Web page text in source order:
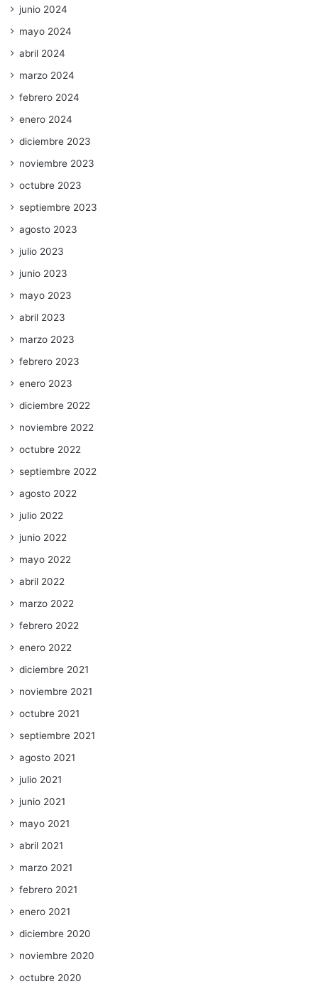
junio 2024
mayo 2024
abril 2024
marzo 2024
febrero 2024
enero 2024
diciembre 2023
noviembre 2023
octubre 2023
septiembre 2023
agosto 2023
julio 2023
junio 2023
mayo 2023
abril 2023
marzo 2023
febrero 2023
enero 2023
diciembre 2022
noviembre 2022
octubre 2022
septiembre 2022
agosto 2022
julio 2022
junio 2022
mayo 2022
abril 2022
marzo 2022
febrero 2022
enero 2022
diciembre 2021
noviembre 2021
octubre 2021
septiembre 2021
agosto 2021
julio 2021
junio 2021
mayo 2021
abril 2021
marzo 2021
febrero 2021
enero 2021
diciembre 2020
noviembre 2020
octubre 2020